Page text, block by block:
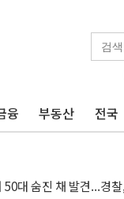
융 부동산 전국
발생…작업자 1명 숨져
철강 AI융합실증센터'
1.48%p 차 선두 유지